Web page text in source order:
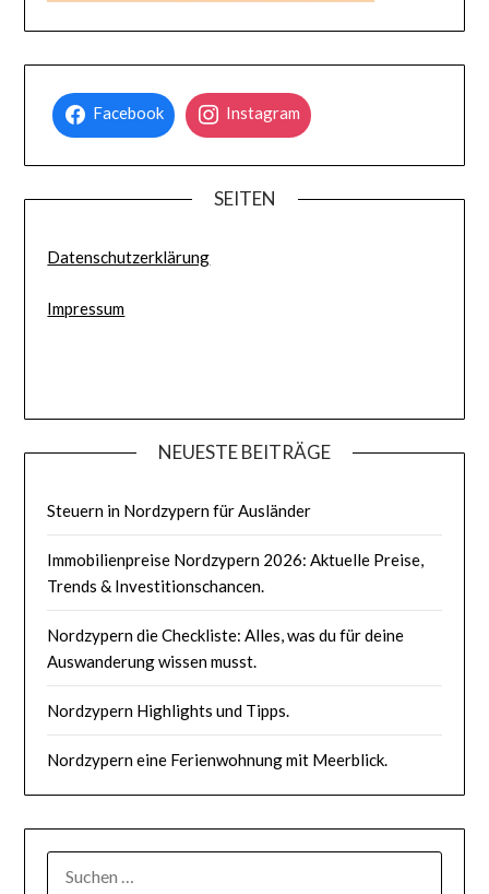
Facebook Instagram
SEITEN
Datenschutzerklärung
Impressum
NEUESTE BEITRÄGE
Steuern in Nordzypern für Ausländer
Immobilienpreise Nordzypern 2026: Aktuelle Preise,
Trends & Investitionschancen.
Nordzypern die Checkliste: Alles, was du für deine
Auswanderung wissen musst.
Nordzypern Highlights und Tipps.
Nordzypern eine Ferienwohnung mit Meerblick.
NACH: